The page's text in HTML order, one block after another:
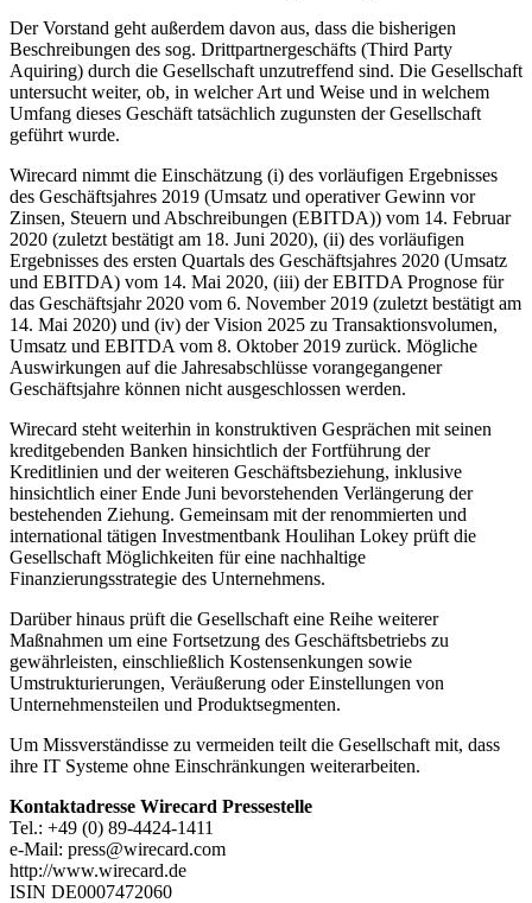
Der Vorstand geht außerdem davon aus, dass die bisherigen
Beschreibungen des sog. Drittpartnergeschäfts (Third Party
Aquiring) durch die Gesellschaft unzutreffend sind. Die Gesellschaft
untersucht weiter, ob, in welcher Art und Weise und in welchem
Umfang dieses Geschäft tatsächlich zugunsten der Gesellschaft
geführt wurde.
Wirecard nimmt die Einschätzung (i) des vorläufigen Ergebnisses
des Geschäftsjahres 2019 (Umsatz und operativer Gewinn vor
Zinsen, Steuern und Abschreibungen (EBITDA)) vom 14. Februar
2020 (zuletzt bestätigt am 18. Juni 2020), (ii) des vorläufigen
Ergebnisses des ersten Quartals des Geschäftsjahres 2020 (Umsatz
und EBITDA) vom 14. Mai 2020, (iii) der EBITDA Prognose für
das Geschäftsjahr 2020 vom 6. November 2019 (zuletzt bestätigt am
14. Mai 2020) und (iv) der Vision 2025 zu Transaktionsvolumen,
Umsatz und EBITDA vom 8. Oktober 2019 zurück. Mögliche
Auswirkungen auf die Jahresabschlüsse vorangegangener
Geschäftsjahre können nicht ausgeschlossen werden.
Wirecard steht weiterhin in konstruktiven Gesprächen mit seinen
kreditgebenden Banken hinsichtlich der Fortführung der
Kreditlinien und der weiteren Geschäftsbeziehung, inklusive
hinsichtlich einer Ende Juni bevorstehenden Verlängerung der
bestehenden Ziehung. Gemeinsam mit der renommierten und
international tätigen Investmentbank Houlihan Lokey prüft die
Gesellschaft Möglichkeiten für eine nachhaltige
Finanzierungsstrategie des Unternehmens.
Darüber hinaus prüft die Gesellschaft eine Reihe weiterer
Maßnahmen um eine Fortsetzung des Geschäftsbetriebs zu
gewährleisten, einschließlich Kostensenkungen sowie
Umstrukturierungen, Veräußerung oder Einstellungen von
Unternehmensteilen und Produktsegmenten.
Um Missverständisse zu vermeiden teilt die Gesellschaft mit, dass
ihre IT Systeme ohne Einschränkungen weiterarbeiten.
Kontaktadresse Wirecard Pressestelle
Tel.: +49 (0) 89-4424-1411
e-Mail: press@wirecard.com
http://www.wirecard.de
ISIN DE0007472060